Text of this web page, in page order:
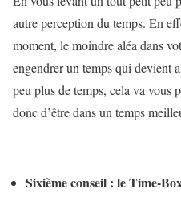
autre perception du temps. En
moment, le moindre aléa dans
engendrer un temps qui devient
peu plus de temps, cela va vous
donc d’être dans un temps
Sixième conseil : le Time-